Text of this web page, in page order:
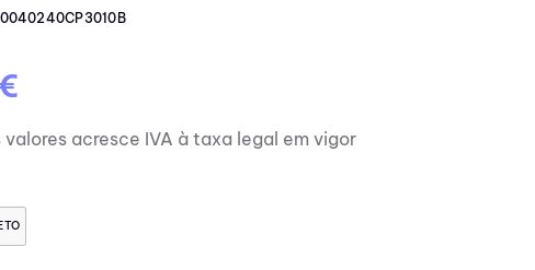
valores acresce IVA à taxa legal em vigor